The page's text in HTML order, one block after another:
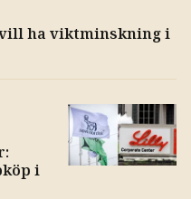
ha viktminskning i
i